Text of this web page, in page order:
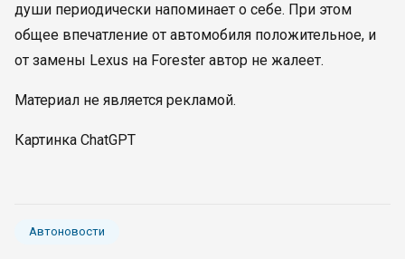
души периодически напоминает о себе. При этом
общее впечатление от автомобиля положительное, и
от замены Lexus на Forester автор не жалеет.
Материал не является рекламой.
Картинка ChatGPT
Автоновости